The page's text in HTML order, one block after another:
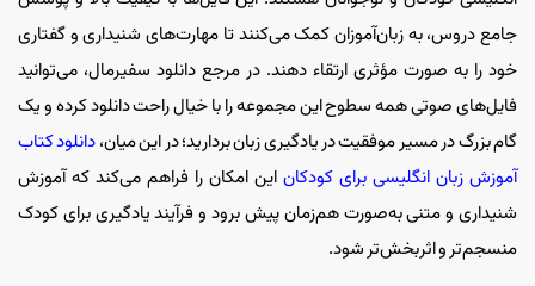
جامع دروس، به زبان‌آموزان کمک می‌کنند تا مهارت‌های شنیداری و گفتاری
خود را به صورت مؤثری ارتقاء دهند. در مرجع دانلود سفیرمال، می‌توانید
فایل‌های صوتی همه سطوح این مجموعه را با خیال راحت دانلود کرده و یک
گام بزرگ در مسیر موفقیت در یادگیری زبان بردارید؛ در این میان،دانلود کتاب
آموزش زبان انگلیسی برای کودکان این امکان را فراهم می‌کند که آموزش
شنیداری و متنی به‌صورت هم‌زمان پیش برود و فرآیند یادگیری برای کودک
منسجم‌تر و اثربخش‌تر شود.